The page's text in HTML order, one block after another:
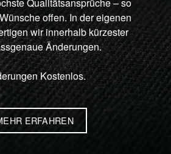
offen. In der eigenen
wir innerhalb kürzester
Änderungen.
Kostenlos.
ERFAHREN